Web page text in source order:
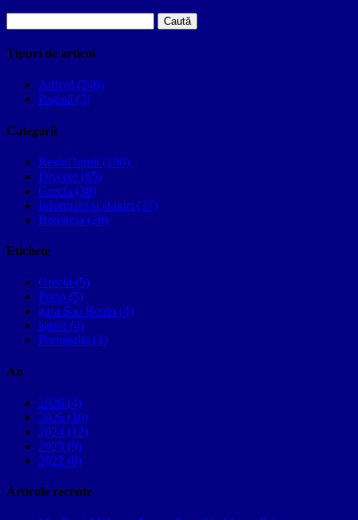
după:
Tipuri de articol
Articol (249)
Pagină (3)
Categorii
Restul lumii (100)
Diverse (65)
Grecia (38)
Informatii si sfaturi (37)
Romania (28)
Etichete
Grecia (5)
Porto (5)
gara Sao Bento (4)
istorii (4)
Portugalia (4)
An
2026 (4)
2025 (10)
2024 (12)
2023 (9)
2022 (8)
Articole recente